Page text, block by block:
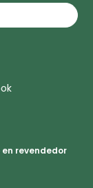
revendedor